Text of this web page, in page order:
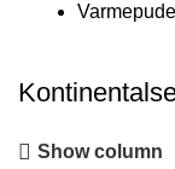
Show column